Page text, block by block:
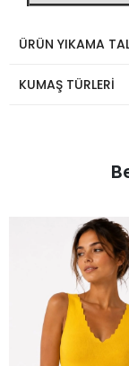
ÜRÜN YIKAMA
KUMAŞ TÜRLERİ